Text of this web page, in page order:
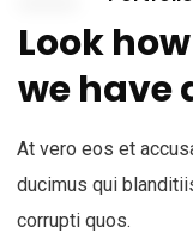
Look
we have
At vero eos et
ducimus qui
corrupti quos.